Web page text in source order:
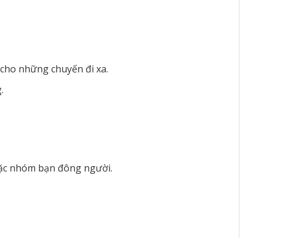
những chuyến đi xa.
nhóm bạn đông người.